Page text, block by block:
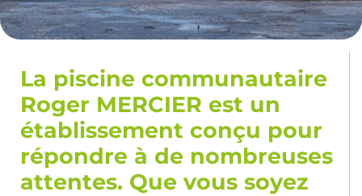
La piscine communautaire
Roger MERCIER est un
établissement conçu pour
répondre à de nombreuses
attentes. Que vous soyez